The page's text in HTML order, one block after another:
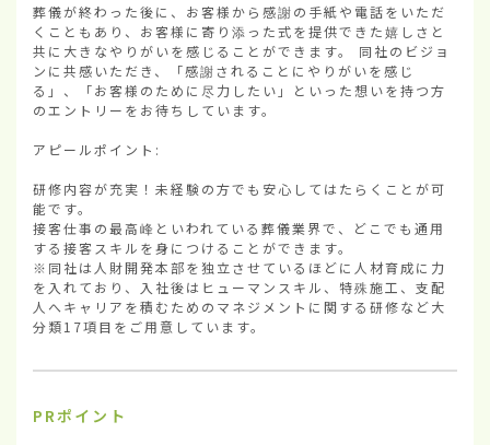
葬儀が終わった後に、お客様から感謝の手紙や電話をいただ
くこともあり、お客様に寄り添った式を提供できた嬉しさと
共に大きなやりがいを感じることができます。 同社のビジョ
ンに共感いただき、「感謝されることにやりがいを感じ
る」、「お客様のために尽力したい」といった想いを持つ方
のエントリーをお待ちしています。
アピールポイント:
研修内容が充実！未経験の方でも安心してはたらくことが可
能です。
接客仕事の最高峰といわれている葬儀業界で、どこでも通用
する接客スキルを身につけることができます。
※同社は人財開発本部を独立させているほどに人材育成に力
を入れており、入社後はヒューマンスキル、特殊施工、支配
人へキャリアを積むためのマネジメントに関する研修など大
分類17項目をご用意しています。
PRポイント